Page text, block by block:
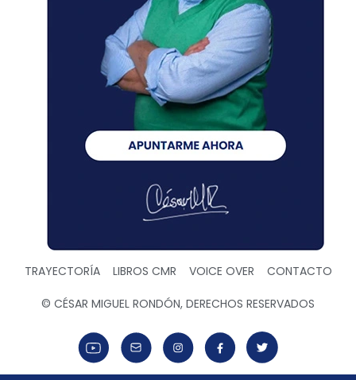
TRAYECTORÍA LIBROS CMR VOICE OVER CONTACTO
© CÉSAR MIGUEL RONDÓN, DERECHOS RESERVADOS